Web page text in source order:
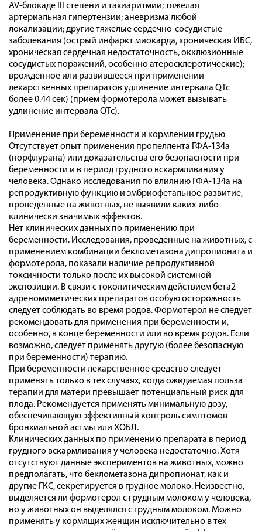
AV-блокаде III степени и тахиаритмии; тяжелая
артериальная гипертензии; аневризма любой
локализации; другие тяжелые сердечно-сосудистые
заболевания (острый инфаркт миокарда, хроническая ИБС,
хроническая сердечная недостаточность, окклюзионные
сосудистых поражений, особенно атеросклеротические);
врожденное или развившееся при применении
лекарственных препаратов удлинение интервала QTc
более 0.44 сек) (прием формотерола может вызывать
удлинение интервала QTc).
Применение при беременности и кормлении грудью
Отсутствует опыт применения пропеллента ГФА-134а
(норфлурана) или доказательства его безопасности при
беременности и в период грудного вскармливания у
человека. Однако исследования по влиянию ГФА-134а на
репродуктивную функцию и эмбриофетальное развитие,
проведенные на животных, не выявили каких-либо
клинически значимых эффектов.
Нет клинических данных по применению при
беременности. Исследования, проведенные на животных, с
применением комбинации беклометазона дипропионата и
формотерола, показали наличие репродуктивной
токсичности только после их высокой системной
экспозиции. В связи с токолитическим действием бета2-
адреномиметических препаратов особую осторожность
следует соблюдать во время родов. Формотерол не следует
рекомендовать для применения при беременности и,
особенно, в конце беременности или во время родов. Если
возможно, следует применять другую (более безопасную
при беременности) терапию.
При беременности лекарственное средство следует
применять только в тех случаях, когда ожидаемая польза
терапии для матери превышает потенциальный риск для
плода. Рекомендуется применять минимальную дозу,
обеспечивающую эффективный контроль симптомов
бронхиальной астмы или ХОБЛ.
Клинических данных по применению препарата в период
грудного вскармливания у человека недостаточно. Хотя
отсутствуют данные экспериментов на животных, можно
предполагать, что беклометазона дипропионат, как и
другие ГКС, секретируется в грудное молоко. Неизвестно,
выделяется ли формотерол с грудным молоком у человека,
но у животных он выделялся с грудным молоком. Можно
применять у кормящих женщин исключительно в тех